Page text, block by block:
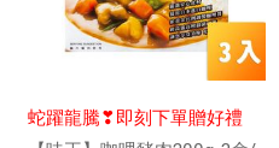
蛇躍龍騰❣即刻下單贈好禮